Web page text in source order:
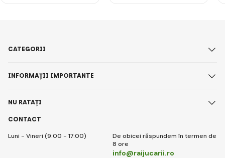
CONTACT
Luni - Vineri (9:00 - 17:00)
De obicei răspundem în termen de
8 ore
info@raijucarii.ro
CATEGORII
INFORMAȚII IMPORTANTE
NU RATAȚI